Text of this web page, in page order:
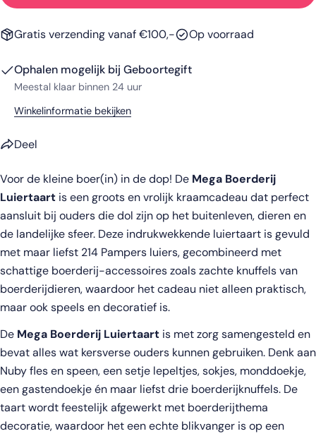
Gratis verzending vanaf €100,- Op voorraad
Ophalen mogelijk bij Geboortegift
Meestal klaar binnen 24 uur
Winkelinformatie bekijken
Deel
Deel dit product
Deel
Kopiëren
op
Facebook
op
X
op
Pinterest
Voor de kleine boer(in) in de dop! De Mega Boerderij
Luiertaart is een groots en vrolijk kraamcadeau dat perfect
aansluit bij ouders die dol zijn op het buitenleven, dieren en
de landelijke sfeer. Deze indrukwekkende luiertaart is gevuld
met maar liefst 214 Pampers luiers, gecombineerd met
schattige boerderij-accessoires zoals zachte knuffels van
boerderijdieren, waardoor het cadeau niet alleen praktisch,
maar ook speels en decoratief is.
De Mega Boerderij Luiertaart is met zorg samengesteld en
bevat alles wat kersverse ouders kunnen gebruiken. Denk aan
Nuby fles en speen, een setje lepeltjes, sokjes, monddoekje,
een gastendoekje én maar liefst drie boerderijknuffels. De
taart wordt feestelijk afgewerkt met boerderijthema
decoratie, waardoor het een echte blikvanger is op een